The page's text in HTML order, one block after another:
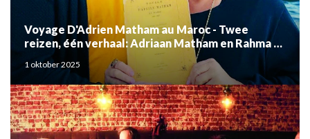
Voyage D'Adrien Matham au Maroc - Twee
reizen, één verhaal: Adriaan Matham en Rahma el
Mouden
1 oktober 2025